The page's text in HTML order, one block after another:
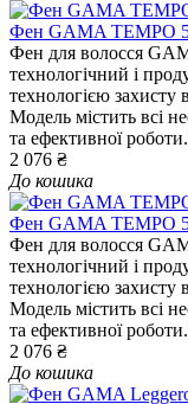
Фен GAMA TEMPO
Фен для волосся
технологічний і
технологією захисту
Модель містить всі
та ефективної
2 076 ₴
До кошика
Фен GAMA TEMPO
Фен для волосся
технологічний і
технологією захисту
Модель містить всі
та ефективної
2 076 ₴
До кошика